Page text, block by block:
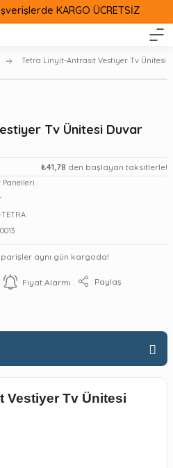
KARGO ÜCRETSİZ
Tetra Linyit-Antrasit Vestiyer Tv Ünitesi
Tv Ünitesi Duvar
₺41,78 den başlayan taksitlerle!
Panelleri
TETRA
aynı gün kargoda!
Fiyat Alarmı Paylaş
Vestiyer Tv Ünitesi